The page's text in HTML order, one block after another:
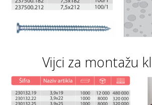
Vijci za montažu